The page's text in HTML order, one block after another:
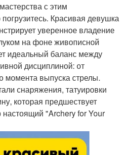
с этим
Красивая девушка
уверенное владение
на фоне живописной
идеальный баланс между
дисциплиной: от
момента выпуска стрелы.
снаряжения, татуировки
которая предшествует
"Archery for Your